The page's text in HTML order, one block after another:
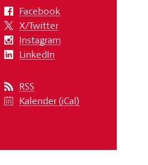
Facebook
X/Twitter
Instagram
LinkedIn
RSS
Kalender (iCal)